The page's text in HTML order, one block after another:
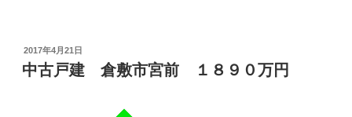
建
倉
投
稿
日:
2017年4月21日
中古戸建 倉敷市宮前 １８９０万円